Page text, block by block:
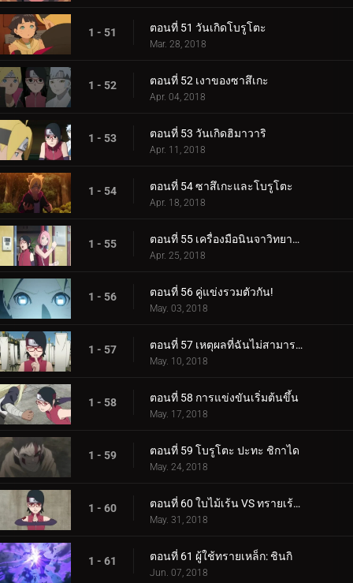
1 - 51 ตอนที่ 51 วันเกิดโบรูโตะ
Mar. 28, 2018
1 - 52 ตอนที่ 52 เงาของซาสึเกะ
Apr. 04, 2018
1 - 53 ตอนที่ 53 วันเกิดฮิมาวาริ
Apr. 11, 2018
1 - 54 ตอนที่ 54 ซาสึเกะและโบรูโตะ
Apr. 18, 2018
1 - 55 ตอนที่ 55 เครื่องมือนินจาวิทยาศาสตร์
Apr. 25, 2018
1 - 56 ตอนที่ 56 คู่แข่งรวมตัวกัน!
May. 03, 2018
1 - 57 ตอนที่ 57 เหตุผลที่ฉันไม่สามารถสูญเสีย
May. 10, 2018
1 - 58 ตอนที่ 58 การแข่งขันเริ่มต้นขึ้น
May. 17, 2018
1 - 59 ตอนที่ 59 โบรูโตะ ปะทะ ชิกาได
May. 24, 2018
1 - 60 ตอนที่ 60 ใบไม้เร้น VS ทรายเร้นลับ
May. 31, 2018
1 - 61 ตอนที่ 61 ผู้ใช้ทรายเหล็ก: ชินกิ
Jun. 07, 2018